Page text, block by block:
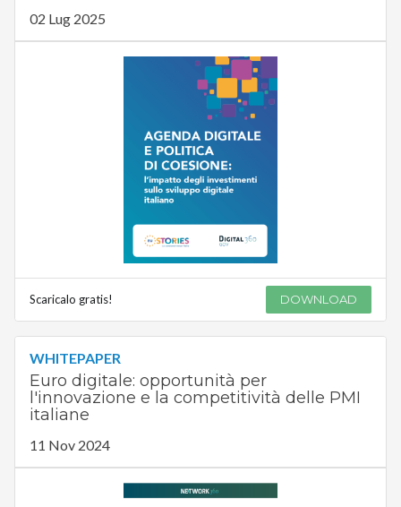
02 Lug 2025
Scaricalo gratis! DOWNLOAD
WHITEPAPER
Euro digitale: opportunità per
l'innovazione e la competitività delle PMI
italiane
11 Nov 2024